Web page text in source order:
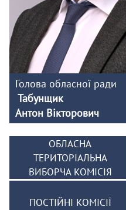
Голова обласної ради
Табунщик
Антон Вікторович
ОБЛАСНА
ТЕРИТОРІАЛЬНА
ВИБОРЧА КОМІСІЯ
ПОСТІЙНІ КОМІСІЇ